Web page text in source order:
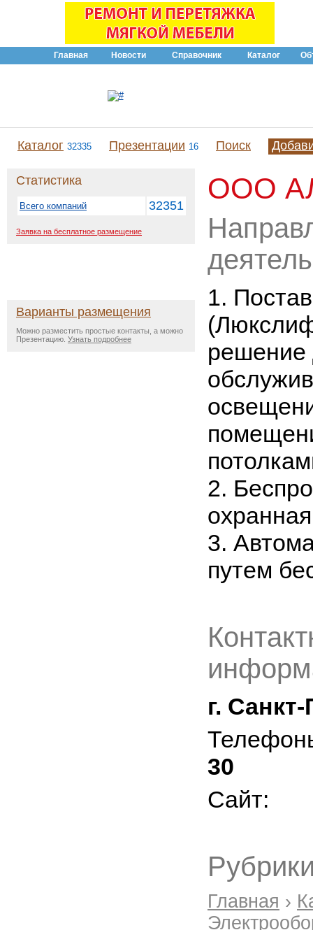
Главная Новости Справочник Каталог
Каталог 32335 Презентации 16 Поиск
Статистика
Всего компаний 32351
Заявка на бесплатное размещение
Варианты размещения
Можно разместить простые контакты, а можно
Презентацию. Узнать подробнее
ООО
1.
решение
2.
3.
путем
г.
30
Сайт:
Главная ›